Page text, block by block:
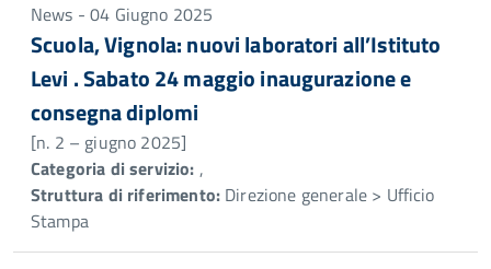
News - 04 Giugno 2025
Scuola, Vignola: nuovi laboratori all’Istituto
Levi . Sabato 24 maggio inaugurazione e
consegna diplomi
[n. 2 – giugno 2025]
Categoria di servizio: ,
Struttura di riferimento: Direzione generale > Ufficio
Stampa